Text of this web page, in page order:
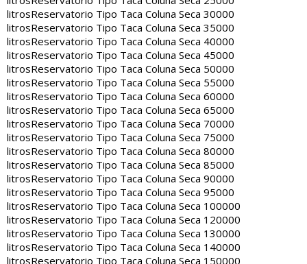
litrosReservatorio Tipo Taca Coluna Seca 30000
litrosReservatorio Tipo Taca Coluna Seca 35000
litrosReservatorio Tipo Taca Coluna Seca 40000
litrosReservatorio Tipo Taca Coluna Seca 45000
litrosReservatorio Tipo Taca Coluna Seca 50000
litrosReservatorio Tipo Taca Coluna Seca 55000
litrosReservatorio Tipo Taca Coluna Seca 60000
litrosReservatorio Tipo Taca Coluna Seca 65000
litrosReservatorio Tipo Taca Coluna Seca 70000
litrosReservatorio Tipo Taca Coluna Seca 75000
litrosReservatorio Tipo Taca Coluna Seca 80000
litrosReservatorio Tipo Taca Coluna Seca 85000
litrosReservatorio Tipo Taca Coluna Seca 90000
litrosReservatorio Tipo Taca Coluna Seca 95000
litrosReservatorio Tipo Taca Coluna Seca 100000
litrosReservatorio Tipo Taca Coluna Seca 120000
litrosReservatorio Tipo Taca Coluna Seca 130000
litrosReservatorio Tipo Taca Coluna Seca 140000
litrosReservatorio Tipo Taca Coluna Seca 150000